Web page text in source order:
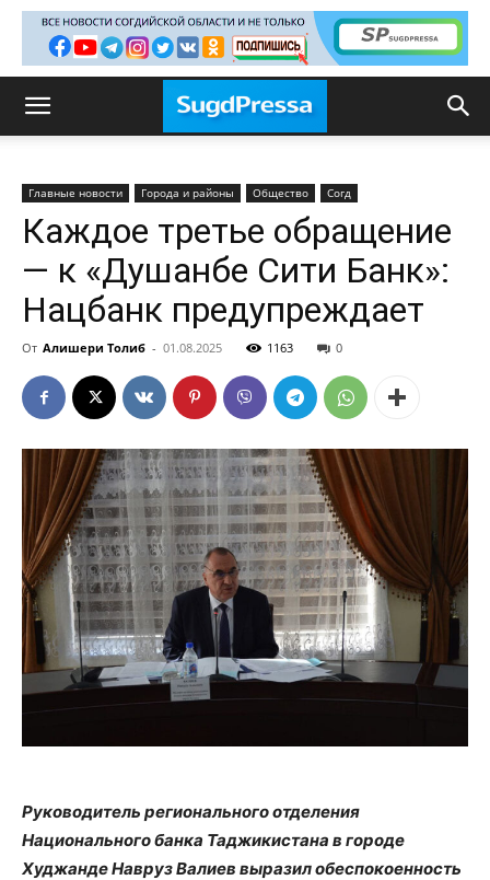
Главные новости Города и районы Общество Согд
Каждое третье обращение
— к «Душанбе Сити Банк»:
Нацбанк предупреждает
От Алишери Толиб - 01.08.2025 1163 0
Руководитель регионального отделения
Национального банка Таджикистана в городе
Худжанде Навруз Валиев выразил обеспокоенность